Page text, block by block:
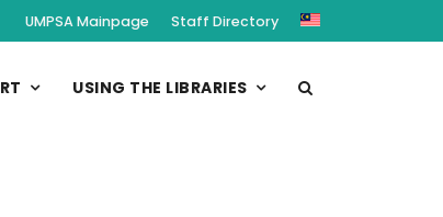
UMPSA Mainpage Staff Directory
USING THE LIBRARIES